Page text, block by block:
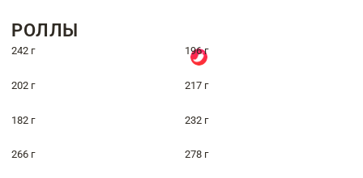
РОЛЛЫ
242 г 196 г
202 г 217 г
182 г 232 г
266 г 278 г